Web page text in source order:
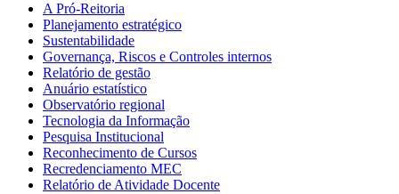
A Pró-Reitoria
Planejamento estratégico
Sustentabilidade
Governança, Riscos e Controles internos
Relatório de gestão
Anuário estatístico
Observatório regional
Tecnologia da Informação
Pesquisa Institucional
Reconhecimento de Cursos
Recredenciamento MEC
Relatório de Atividade Docente